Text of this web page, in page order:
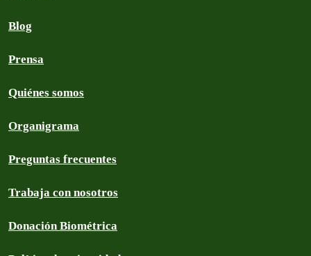
Blog
Prensa
Quiénes somos
Organigrama
Preguntas frecuentes
Trabaja con nosotros
Donación Biométrica